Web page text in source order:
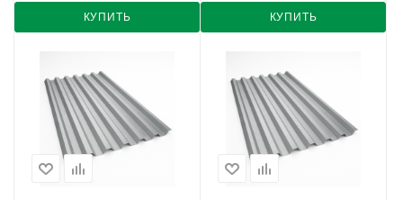
КУПИТЬ КУПИТЬ